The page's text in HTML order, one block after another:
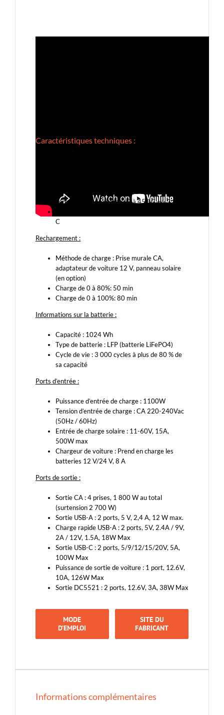
Caractéristiques techniques :
Température de charge : 0 à 45 ° C +/- 3 ° C
C
Rechargement :
Méthode de charge : Prise murale CA,
adaptateur de voiture 12 V, panneau solaire
(en option)
Charge de 0 à 80%: 50 min
Charge de 0 à 100%: 80 min
Informations sur la batterie :
Capacité : 1024 Wh
Type de batterie : LFP (batterie LiFePO4)
Cycle de vie : 3 000 cycles à plus de 80 % de
sa capacité
Ports d’entrée :
Puissance d’entrée de charge : 1100W
Tension d’entrée de charge : CA 220-240Vac
(50Hz / 60Hz)
Entrée de charge solaire : 11-60V, 15A,
500W max
Chargeur de voiture : Prend en charge les
batteries 12 V/24 V, 8 A
Ports de sortie :
Sortie CA : 4 prises, 1 800 W au total
(surtension 2 700 W)
Sortie USB-A : 2 ports, 5 V, 2,4 A, 12 W max.
Charge rapide USB-A : 2 ports, 5V, 2.4A / 9V,
2A / 12V, 1.5A, 18W Max
Sortie USB-C : 2 ports, 5/9/12/15/20V, 5A,
100W Max
Puissance de sortie de voiture : 1 port, 12.6V,
10A, 126W Max
Sortie DC5521 : 2 ports, 12.6V, 3A, 38W Max
MODE
D’EMPLOI
SITE DU
FABRICANT
Informations complémentaires